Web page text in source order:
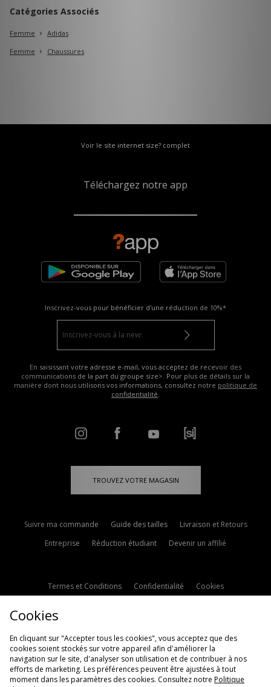
Catégories Associés
Femme
Adidas
Femme
Chaussures
Voir le site internet size? complet
Téléchargez notre app
Inscrivez-vous pour bénéficier d'une réduction de 10%*
En saisissant votre adresse e-mail, vous acceptez de recevoir des
communications de la part du groupe size>. Pour plus de détails sur la
manière dont nous utilisons vos informations, consultez notre politique de
confidentialité
TROUVEZ VOTRE MAGASIN
Suivre ma commande Guide des tailles
Livraison et Retours
Entreprise
Réduction étudiant Devenir un affilié
Termes et Conditions Confidentialité
Cookies
Politique d'avis en ligne
Cookies
En cliquant sur "Accepter tous les cookies", vous acceptez que des
cookies soient stockés sur votre appareil afin d'améliorer la
navigation sur le site, d'analyser son utilisation et de contribuer à nos
efforts de marketing. Les préférences peuvent être ajustées à tout
moment dans les paramètres des cookies. Consultez notre Politique